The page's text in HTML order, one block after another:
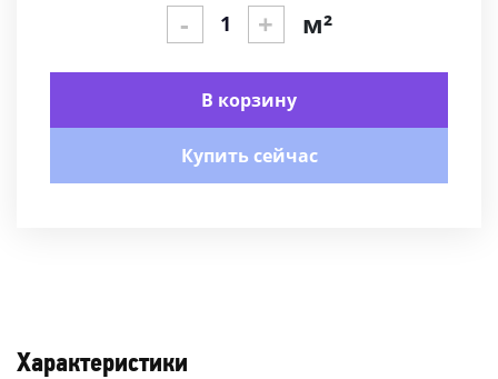
- + м²
В корзину
Купить сейчас
Характеристики